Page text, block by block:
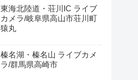
東海北陸道・荘川IC ライブ
カメラ/岐阜県高山市荘川町
猿丸
榛名湖・榛名山 ライブカメ
ラ/群馬県高崎市